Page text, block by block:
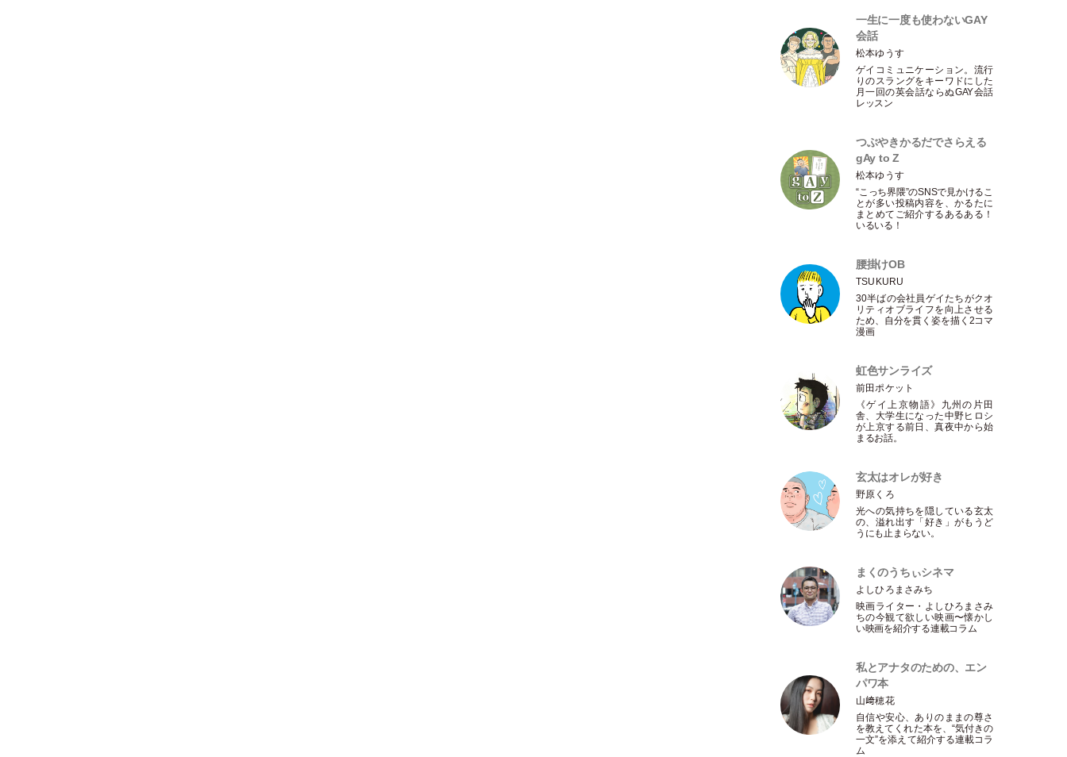
一生に一度も使わないGAY
会話
松本ゆうす
ゲイコミュニケーション。流行
りのスラングをキーワドにした
月一回の英会話ならぬGAY会話
レッスン
つぶやきかるだでさらえる
gAy to Z
松本ゆうす
“こっち界隈”のSNSで見かけるこ
とが多い投稿内容を、かるたに
まとめてご紹介するあるある！
いるいる！
腰掛けOB
TSUKURU
30半ばの会社員ゲイたちがクオ
リティオブライフを向上させる
ため、自分を貫く姿を描く2コマ
漫画
虹色サンライズ
前田ポケット
《ゲイ上京物語》九州の片田
舎、大学生になった中野ヒロシ
が上京する前日、真夜中から始
まるお話。
玄太はオレが好き
野原くろ
光への気持ちを隠している玄太
の、溢れ出す 「好き 」がもうど
うにも止まらない。
まくのうちぃシネマ
よしひろまさみち
映画ライター ・ よしひろまさみ
ちの今観て欲しい映画〜懐かし
い映画を紹介する連載コラム
私とアナタのための、エン
パワ本
山﨑穂花
自信や安心、ありのままの尊さ
を教えてくれた本を、“気付きの
一文”を添えて紹介する連載コラ
ム